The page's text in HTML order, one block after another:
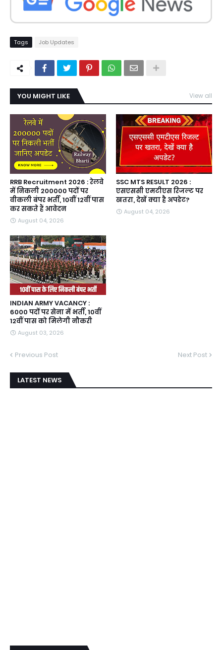
Tags Job Updates
YOU MIGHT LIKE View all
RRB Recruitment 2026 : रेलवे
में निकली 200000 पदों पर
वीकली बंपर भर्ती, 10वीं 12वीं पास
कर सकते हैं आवेदन
August 04, 2026
SSC MTS RESULT 2026 :
एसएससी एमटीएस रिजल्ट पर
खतरा, देखें क्या है अपडेट?
August 04, 2026
INDIAN ARMY VACANCY :
6000 पदों पर सेना में भर्ती, 10वीं
12वीं पास को मिलेगी नौकरी
August 03, 2026
Previous Post Next Post
LATEST NEWS